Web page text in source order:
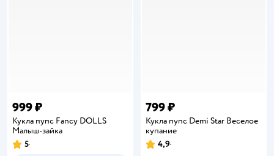
999 ₽
Кукла пупс Fancy DOLLS
Малыш-зайка
Рейтинг:
5
799 ₽
Кукла пупс Demi Star Веселое
купание
Рейтинг:
4,9